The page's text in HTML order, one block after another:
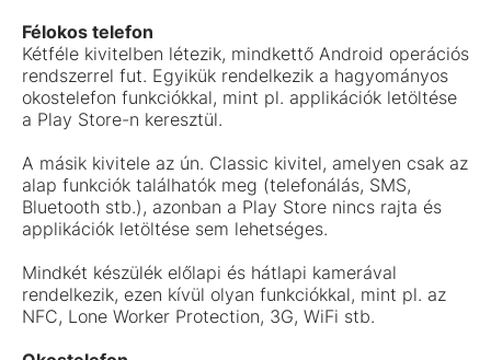
Félokos telefon
Kétféle kivitelben létezik, mindkettő Android operációs
rendszerrel fut. Egyikük rendelkezik a hagyományos
okostelefon funkciókkal, mint pl. applikációk letöltése
a Play Store-n keresztül.
A másik kivitele az ún. Classic kivitel, amelyen csak az
alap funkciók találhatók meg (telefonálás, SMS,
Bluetooth stb.), azonban a Play Store nincs rajta és
applikációk letöltése sem lehetséges.
Mindkét készülék előlapi és hátlapi kamerával
rendelkezik, ezen kívül olyan funkciókkal, mint pl. az
NFC, Lone Worker Protection, 3G, WiFi stb.